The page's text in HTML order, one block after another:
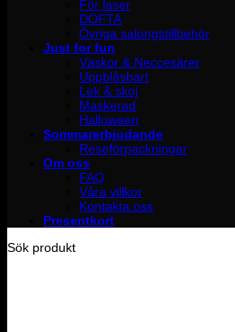
För laser
DOFTA
Övriga salongstillbehör
Just for fun
Väskor & Neccesärer
Uppblåsbart
Lek & skoj
Maskerad
Halloween
Sommarerbjudande
Reseförpackningar
Om oss
FAQ
Våra villkor
Kontakta oss
Presentkort
Sök produkt